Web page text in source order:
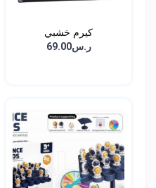
كيرم خشبي
ر.س69.00